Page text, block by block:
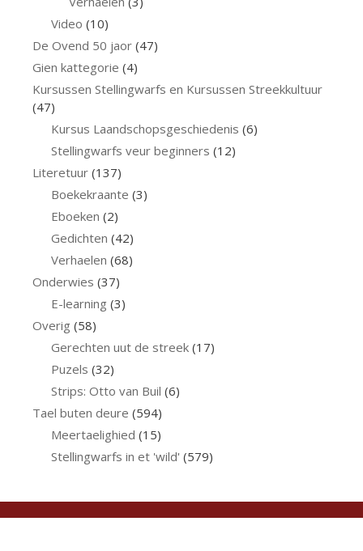
Video (10)
De Ovend 50 jaor (47)
Gien kattegorie (4)
Kursussen Stellingwarfs en Kursussen Streekkultuur
(47)
Kursus Laandschopsgeschiedenis (6)
Stellingwarfs veur beginners (12)
Literetuur (137)
Boekekraante (3)
Eboeken (2)
Gedichten (42)
Verhaelen (68)
Onderwies (37)
E-learning (3)
Overig (58)
Gerechten uut de streek(17)
Puzels (32)
Strips: Otto van Buil (6)
Tael buten deure (594)
Meertaelighied (15)
Stellingwarfs in et 'wild' (579)